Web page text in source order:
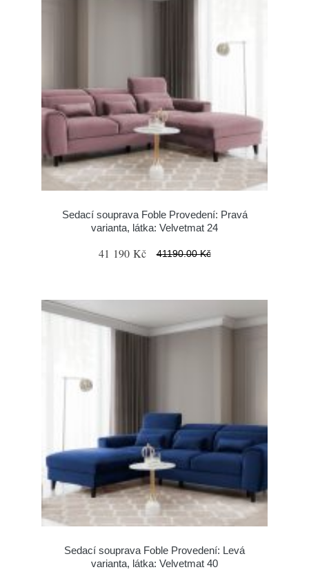
Sedací souprava Foble Provedení: Pravá
varianta, látka: Velvetmat 24
41 190 Kč 41190.00 Kč
Sedací souprava Foble Provedení: Levá
varianta, látka: Velvetmat 40